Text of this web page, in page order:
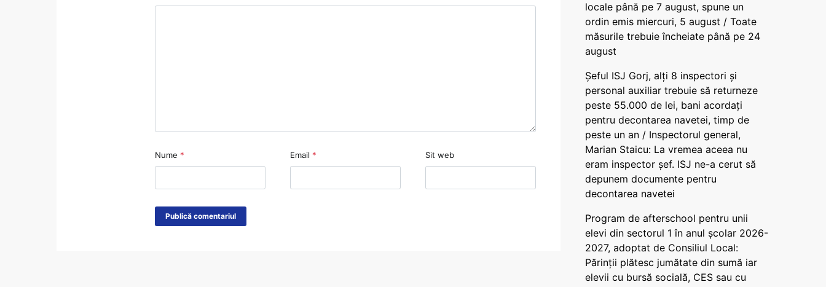
Nume * Email * Sit web
locale până pe 7 august, spune un
ordin emis miercuri, 5 august / Toate
măsurile trebuie încheiate până pe 24
august
Șeful ISJ Gorj, alți 8 inspectori și
personal auxiliar trebuie să returneze
peste 55.000 de lei, bani acordați
pentru decontarea navetei, timp de
peste un an / Inspectorul general,
Marian Staicu: La vremea aceea nu
eram inspector șef. ISJ ne-a cerut să
depunem documente pentru
decontarea navetei
Program de afterschool pentru unii
elevi din sectorul 1 în anul școlar 2026-
2027, adoptat de Consiliul Local:
Părinții plătesc jumătate din sumă iar
elevii cu bursă socială, CES sau cu